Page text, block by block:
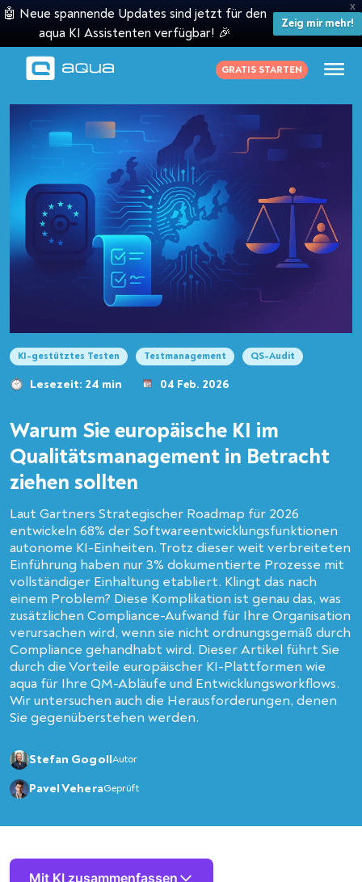
X
🤖 Neue spannende Updates sind jetzt für den
aqua KI Assistenten verfügbar! 🎉
Zeig mir mehr!
GRATIS STARTEN
KI-gestütztes Testen Testmanagement QS-Audit
Lesezeit: 24 min 04 Feb. 2026
Warum Sie europäische KI im
Qualitätsmanagement in Betracht
ziehen sollten
Laut Gartners Strategischer Roadmap für 2026
entwickeln 68% der Softwareentwicklungsfunktionen
autonome KI-Einheiten. Trotz dieser weit verbreiteten
Einführung haben nur 3% dokumentierte Prozesse mit
vollständiger Einhaltung etabliert. Klingt das nach
einem Problem? Diese Komplikation ist genau das, was
zusätzlichen Compliance-Aufwand für Ihre Organisation
verursachen wird, wenn sie nicht ordnungsgemäß durch
Compliance gehandhabt wird. Dieser Artikel führt Sie
durch die Vorteile europäischer KI-Plattformen wie
aqua für Ihre QM-Abläufe und Entwicklungsworkflows.
Wir untersuchen auch die Herausforderungen, denen
Sie gegenüberstehen werden.
Stefan GogollAutor
Pavel VeheraGeprüft
Mit KI zusammenfassen